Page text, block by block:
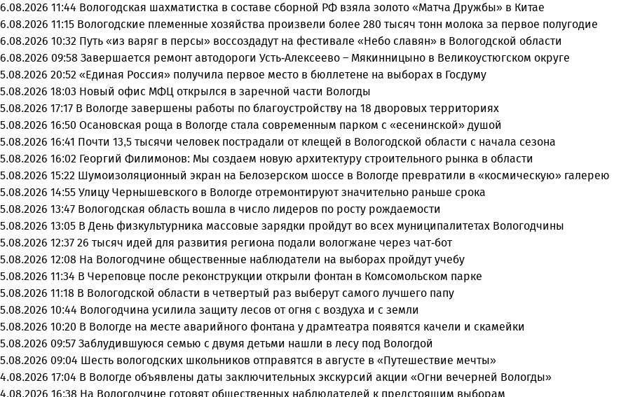
6.08.2026 11:44 Вологодская шахматистка в составе сборной РФ взяла золото «Матча Дружбы» в Китае
6.08.2026 11:15 Вологодские племенные хозяйства произвели более 280 тысяч тонн молока за первое полугодие
6.08.2026 10:32 Путь «из варяг в персы» воссоздадут на фестивале «Небо славян» в Вологодской области
6.08.2026 09:58 Завершается ремонт автодороги Усть-Алексеево – Мякинницыно в Великоустюгском округе
5.08.2026 20:52 «Единая Россия» получила первое место в бюллетене на выборах в Госдуму
5.08.2026 18:03 Новый офис МФЦ открылся в заречной части Вологды
5.08.2026 17:17 В Вологде завершены работы по благоустройству на 18 дворовых территориях
5.08.2026 16:50 Осановская роща в Вологде стала современным парком с «есенинской» душой
5.08.2026 16:41 Почти 13,5 тысячи человек пострадали от клещей в Вологодской области с начала сезона
5.08.2026 16:02 Георгий Филимонов: Мы создаем новую архитектуру строительного рынка в области
5.08.2026 15:22 Шумоизоляционный экран на Белозерском шоссе в Вологде превратили в «космическую» галерею
5.08.2026 14:55 Улицу Чернышевского в Вологде отремонтируют значительно раньше срока
5.08.2026 13:47 Вологодская область вошла в число лидеров по росту рождаемости
5.08.2026 13:05 В День физкультурника массовые зарядки пройдут во всех муниципалитетах Вологодчины
5.08.2026 12:37 26 тысяч идей для развития региона подали вологжане через чат-бот
5.08.2026 12:08 На Вологодчине общественные наблюдатели на выборах пройдут учебу
5.08.2026 11:34 В Череповце после реконструкции открыли фонтан в Комсомольском парке
5.08.2026 11:18 В Вологодской области в четвертый раз выберут самого лучшего папу
5.08.2026 10:44 Вологодчина усилила защиту лесов от огня с воздуха и с земли
5.08.2026 10:20 В Вологде на месте аварийного фонтана у драмтеатра появятся качели и скамейки
5.08.2026 09:57 Заблудившуюся семью с двумя детьми нашли в лесу под Вологдой
5.08.2026 09:04 Шесть вологодских школьников отправятся в августе в «Путешествие мечты»
4.08.2026 17:04 В Вологде объявлены даты заключительных экскурсий акции «Огни вечерней Вологды»
4.08.2026 16:38 На Вологодчине готовят общественных наблюдателей к предстоящим выборам